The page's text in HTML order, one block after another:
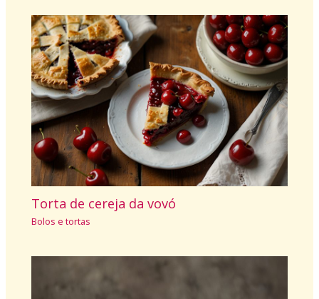
Torta de cereja da vovó
Bolos e tortas